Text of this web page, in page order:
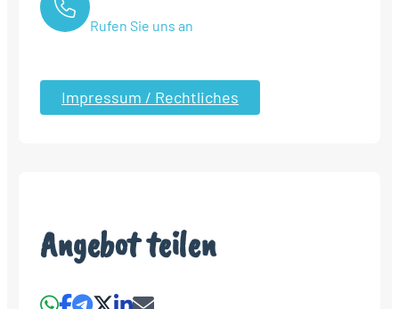
Rufen Sie uns an
Impressum / Rechtliches
Angebot teilen